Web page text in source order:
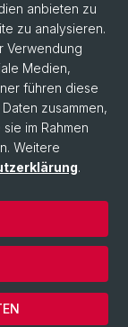
anbieten zu
zu analysieren.
Verwendung
Medien,
führen diese
zusammen,
im Rahmen
Weitere
.